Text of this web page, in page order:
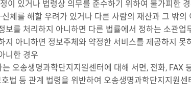
이 있거나 법령상 의무를 준수하기 위하여 불가피한
신체를 해할 우려가 있거나 다른 사람의 재산과 그 밖
보를 처리하지 아니하면 다른 법률에서 정하는 소관업
지 아니하면 정보주체와 약정한 서비스를 제공하지
니한 경우
오송생명과학단지지원센터에 대해 서면, 전화, FAX
법 등 관계 법령을 위반하여 오송생명과학단지지원